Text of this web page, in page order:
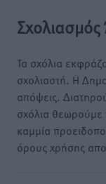
Τα σχόλια
σχολιαστή. Η
απόψεις.
σχόλια θεωρούμε
καμμία
όρους χρήσης